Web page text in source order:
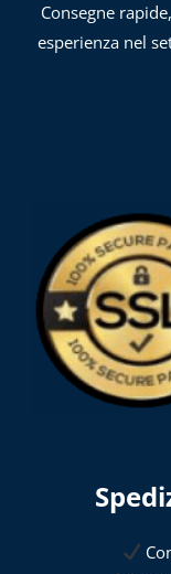
Consegne
esperienza nel